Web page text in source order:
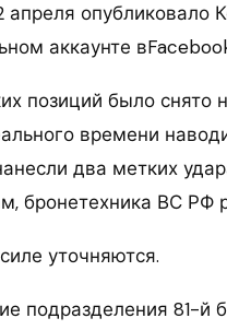
апреля
аккаунте
позиций было
времени
два метких
бронетехника ВС РФ
уточняются.
подразделения 81-